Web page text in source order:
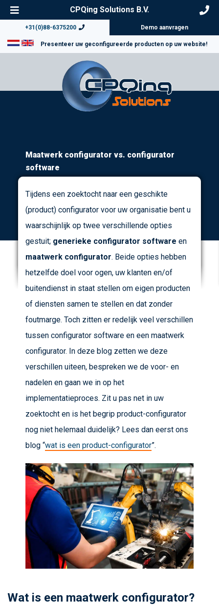
CPQing Solutions B.V.
+31(0)88-6375200 Demo aanvragen
Presenteer uw geconfigureerde producten op uw website!
Maatwerk configurator vs. configurator
software
Tijdens een zoektocht naar een geschikte
(product) configurator voor uw organisatie bent u
waarschijnlijk op twee verschillende opties
gestuit; generieke configurator software en
maatwerk configurator. Beide opties hebben
hetzelfde doel voor ogen, uw klanten en/of
buitendienst in staat stellen om eigen producten
of diensten samen te stellen en dat zonder
foutmarge. Toch zitten er redelijk veel verschillen
tussen configurator software en een maatwerk
configurator. In deze blog zetten we deze
verschillen uiteen, bespreken we de voor- en
nadelen en gaan we in op het
implementatieproces. Zit u pas net in uw
zoektocht en is het begrip product-configurator
nog niet helemaal duidelijk? Lees dan eerst ons
blog “wat is een product-configurator”.
Wat is een maatwerk configurator?